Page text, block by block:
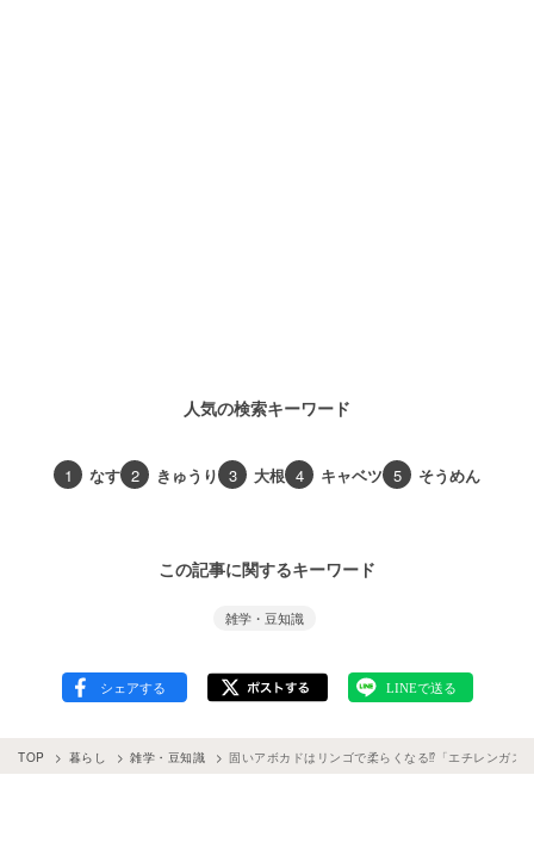
人気の検索キーワード
1 なす 2 きゅうり 3 大根 4 キャベツ 5 そうめん
この記事に関するキーワード
雑学・豆知識
TOP 暮らし 雑学・豆知識 固いアボカドはリンゴで柔らくなる⁉︎「エチレンガス